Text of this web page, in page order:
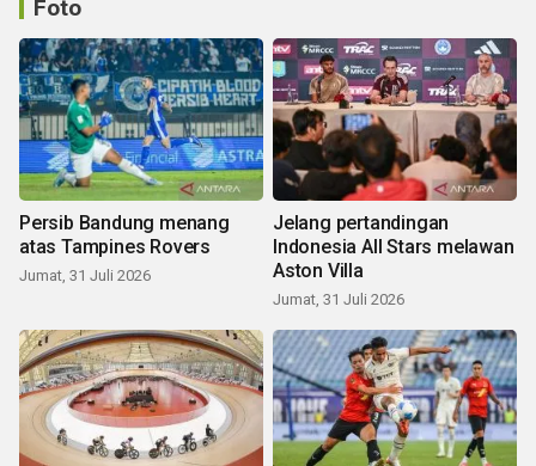
Foto
Persib Bandung menang
atas Tampines Rovers
Jumat, 31 Juli 2026
Jelang pertandingan
Indonesia All Stars melawan
Aston Villa
Jumat, 31 Juli 2026